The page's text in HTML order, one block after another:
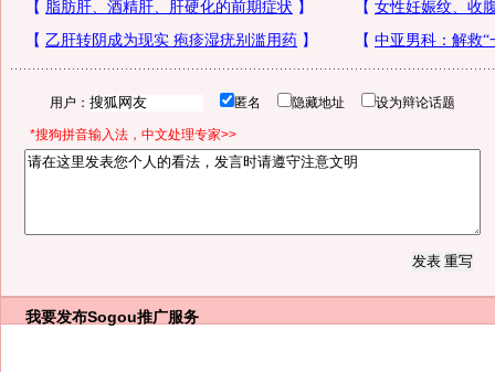
用户： 匿名 隐藏地址 设为辩论话题
*搜狗拼音输入法，中文处理专家>>
我要发布Sogou推广服务